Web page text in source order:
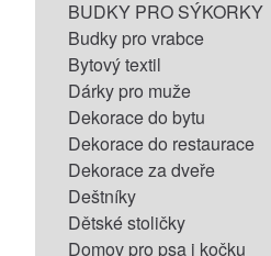
BUDKY PRO SÝKORKY
Budky pro vrabce
Bytový textil
Dárky pro muže
Dekorace do bytu
Dekorace do restaurace
Dekorace za dveře
Deštníky
Dětské stoličky
Domov pro psa i kočku